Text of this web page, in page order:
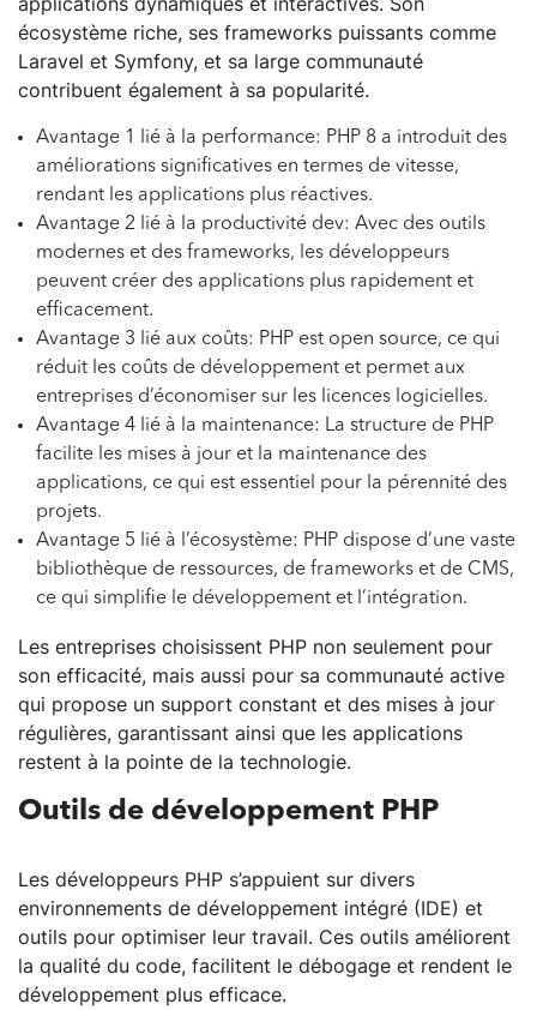
écosystème riche, ses frameworks puissants comme
Laravel et Symfony, et sa large communauté
contribuent également à sa popularité.
Avantage 1 lié à la performance: PHP 8 a introduit des
améliorations significatives en termes de vitesse,
rendant les applications plus réactives.
Avantage 2 lié à la productivité dev: Avec des outils
modernes et des frameworks, les développeurs
peuvent créer des applications plus rapidement et
efficacement.
Avantage 3 lié aux coûts: PHP est open source, ce qui
réduit les coûts de développement et permet aux
entreprises d’économiser sur les licences logicielles.
Avantage 4 lié à la maintenance: La structure de PHP
facilite les mises à jour et la maintenance des
applications, ce qui est essentiel pour la pérennité des
projets.
Avantage 5 lié à l’écosystème: PHP dispose d’une vaste
bibliothèque de ressources, de frameworks et de CMS,
ce qui simplifie le développement et l’intégration.
Les entreprises choisissent PHP non seulement pour
son efficacité, mais aussi pour sa communauté active
qui propose un support constant et des mises à jour
régulières, garantissant ainsi que les applications
restent à la pointe de la technologie.
Outils de développement PHP
Les développeurs PHP s’appuient sur divers
environnements de développement intégré (IDE) et
outils pour optimiser leur travail. Ces outils améliorent
la qualité du code, facilitent le débogage et rendent le
développement plus efficace.